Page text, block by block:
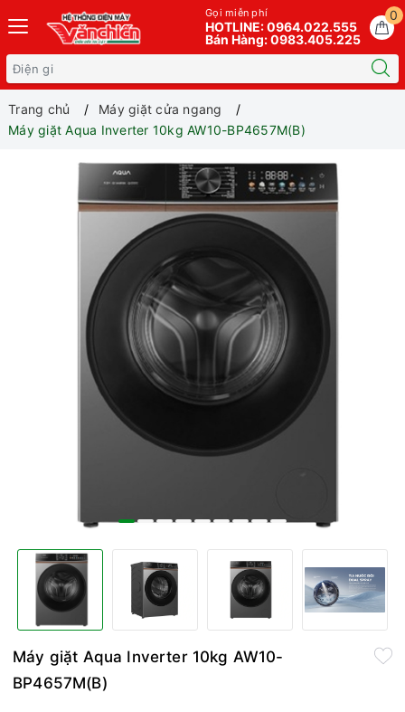
0
Gọi miễn phí
HOTLINE: 0964.022.555
Bán Hàng: 0983.405.225
Trang chủ
Máy giặt cửa ngang
Máy giặt Aqua Inverter 10kg AW10-BP4657M(B)
Máy giặt Aqua Inverter 10kg AW10-
BP4657M(B)